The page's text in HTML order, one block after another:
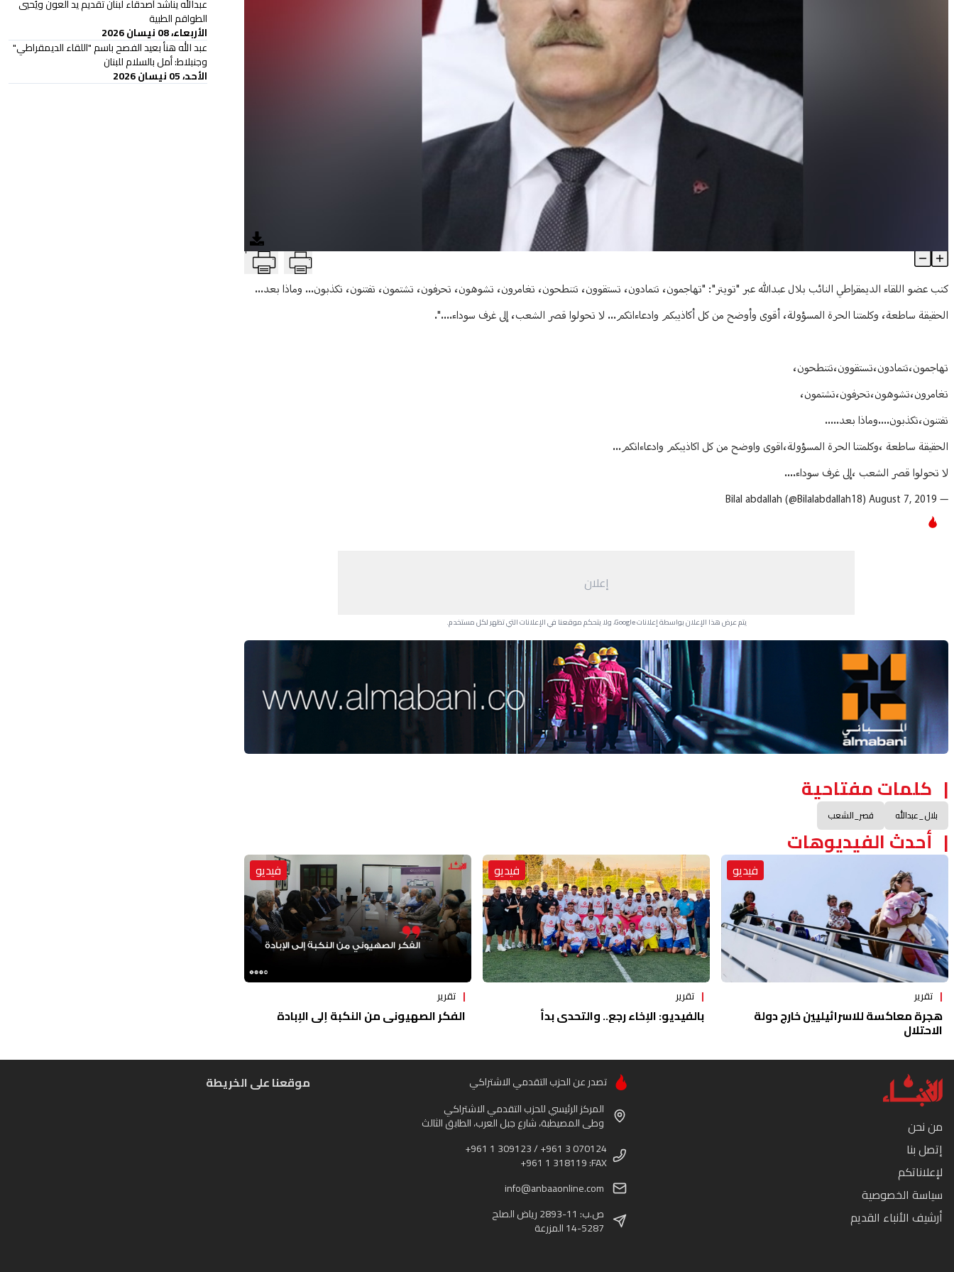
عبدالله: لا تحولوا قصر الشعب إلى غرف سوداء... T
Article Content
كتب عضو اللقاء الديمقراطي النائب بلال عبدالله عبر "تويتر": "تهاجمون، تتمادون، تستقوون، تتنطحون، تغامرون، تشوهون، تحرفون، تشتمون، تفتنون، تكذبون... وماذا بعد...
الحقيقة ساطعة، وكلمتنا الحرة المسؤولة، أقوى وأوضح من كل أكاذيبكم وادعاءاتكم... لا تحولوا قصر الشعب، إلى غرف سوداء....".
تهاجمون،تتمادون،تستقوون،تتنطحون،
تغامرون،تشوهون،تحرفون،تشتمون،
تفتنون،تكذبون....وماذا بعد.....
الحقيقة ساطعة ،وكلمتنا الحرة المسؤولة،اقوى واوضح من كل اكاذيبكم وادعاءاتكم...
لا تحولوا قصر الشعب ،إلى غرف سوداء....
— Bilal abdallah (@Bilalabdallah18)
August 7, 2019
إعلان
يتم عرض هذا الإعلان بواسطة إعلانات Google، ولا يتحكم موقعنا في الإعلانات التي تظهر لكل مستخدم.
Advertisement Section
كلمات مفتاحية
بلال_عبدالله قصر_الشعب
أحدث الفيديوهات
فيديو
تقرير
هجرة معاكسة للاسرائيليين خارج دولة
الاحتلال
فيديو
تقرير
بالفيديو: الإخاء رجع.. والتحدي بدأ
فيديو
تقرير
الفكر الصهيوني من النكبة إلى الإبادة
عبدالله يناشد أصدقاء لبنان تقديم يد العون ويُحيي
الطواقم الطبية
الأربعاء، 08 نيسان 2026
عبد الله هنأ بعيد الفصح باسم "اللقاء الديمقراطي"
وجنبلاط: أمل بالسلام للبنان
الأحد، 05 نيسان 2026
من نحن
إتصل بنا
لإعلاناتكم
سياسة الخصوصية
أرشيف الأنباء القديم
تصدر عن الحزب التقدمي الاشتراكي
المركز الرئيسي للحزب التقدمي الاشتراكي
وطى المصيطبة، شارع جبل العرب، الطابق الثالث
+961 1 309123 / +961 3 070124
+961 1 318119 :FAX
info@anbaaonline.com
ص.ب: 11-2893 رياض الصلح
14-5287 المزرعة
موقعنا على الخريطة